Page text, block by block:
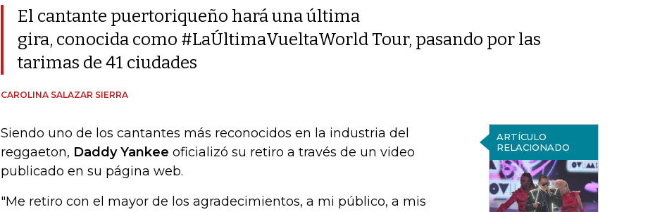
El cantante puertoriqueño hará una última
gira, conocida como #LaÚltimaVueltaWorld Tour, pasando por las
tarimas de 41 ciudades
CAROLINA SALAZAR SIERRA
ARTÍCULO
RELACIONADO
Siendo uno de los cantantes más reconocidos en la industria del
reggaeton, Daddy Yankee oficializó su retiro a través de un video
publicado en su página web.
"Me retiro con el mayor de los agradecimientos, a mi público, a mis